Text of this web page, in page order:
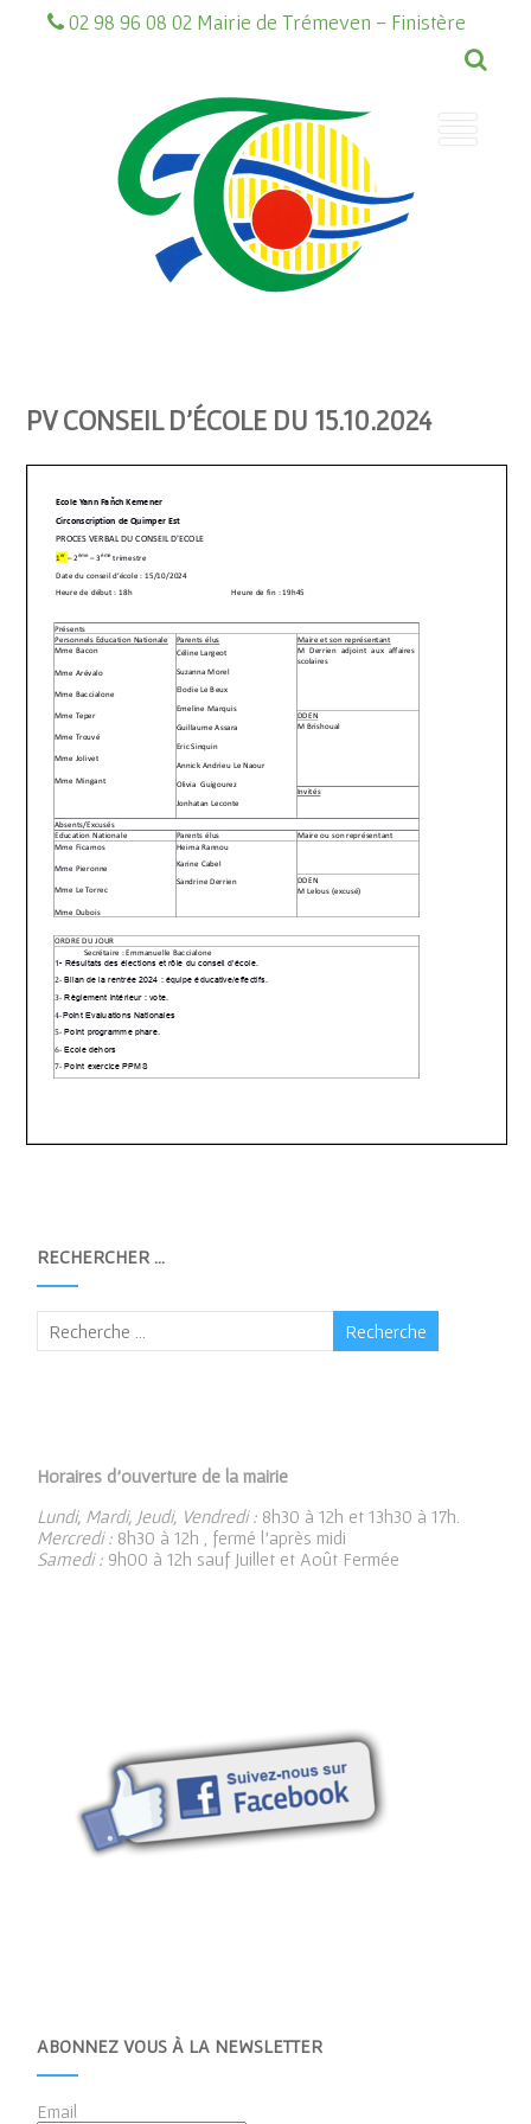
02 98 96 08 02 Mairie de Trémeven - Finistère
PV CONSEIL D’ÉCOLE DU 15.10.2024
RECHERCHER …
Horaires d’ouverture de la mairie
Lundi, Mardi, Jeudi, Vendredi : 8h30 à 12h et 13h30 à 17h.
Mercredi : 8h30 à 12h , fermé l’après midi
Samedi : 9h00 à 12h sauf Juillet et Août Fermée
ABONNEZ VOUS À LA NEWSLETTER
Email